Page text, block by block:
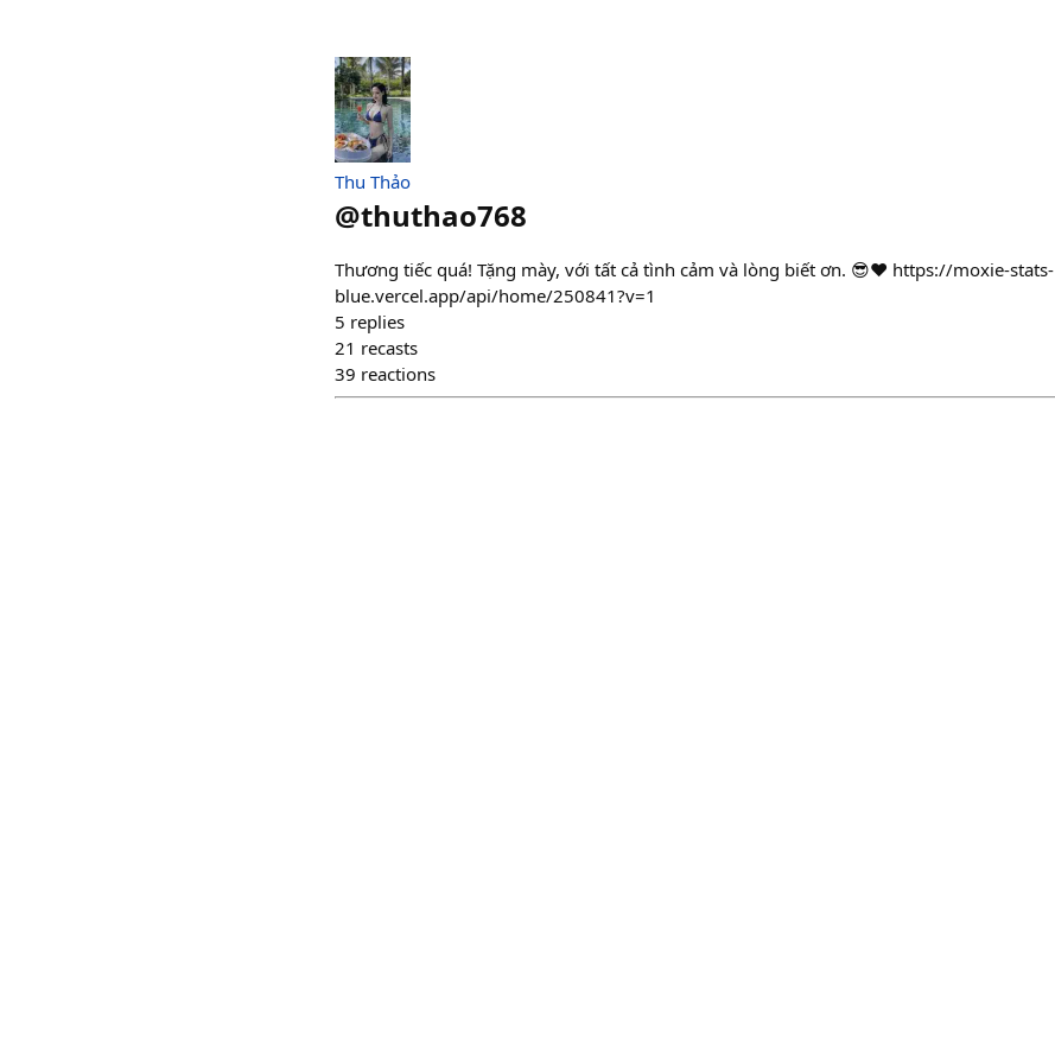
Thu Thảo
@thuthao768
Thương tiếc quá! Tặng mày, với tất cả tình cảm và lòng biết ơn. 😎❤️ https://moxie-stats-
blue.vercel.app/api/home/250841?v=1
5 replies
21 recasts
39 reactions